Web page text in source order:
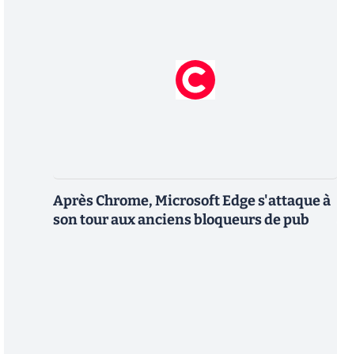
Après Chrome, Microsoft Edge s'attaque à
son tour aux anciens bloqueurs de pub